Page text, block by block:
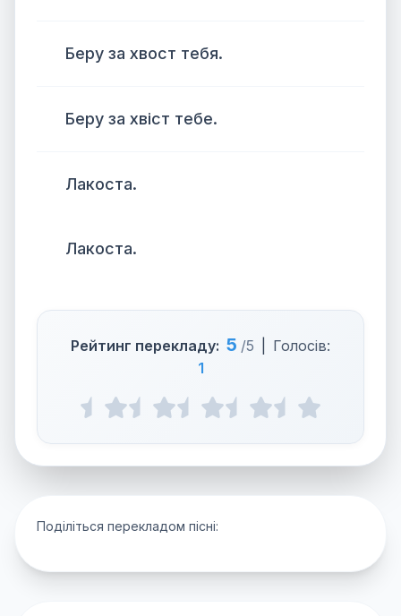
Беру за хвост тебя.
Беру за хвіст тебе.
Лакоста.
Лакоста.
Рейтинг перекладу: 5 /5
Голосів:
1
Поділіться перекладом пісні: